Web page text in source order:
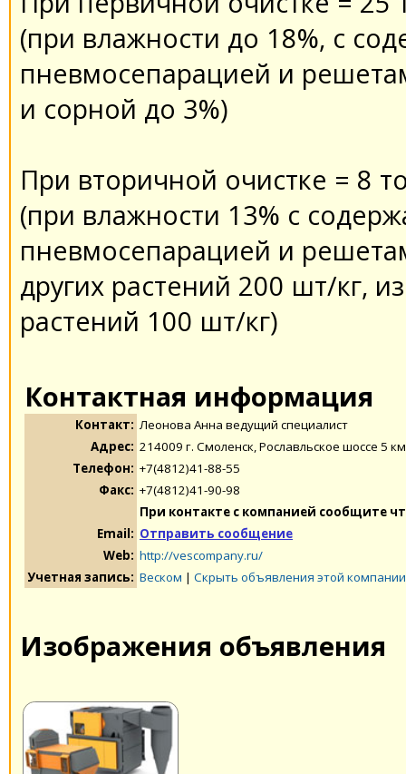
(при влажности до 18%, с
пневмосепарацией и
и сорной до 3%)
При вторичной очистке = 8
(при влажности 13% с
пневмосепарацией и
других растений 200 шт/кг,
растений 100 шт/кг)
Контактная информация
Контакт: Леонова Анна ведущий специалист
Адрес: 214009 г. Смоленск, Рославльское шоссе 5 км
Телефон: +7(4812)41-88-55
Факс: +7(4812)41-90-98
При контакте с компанией сообщите
Email: Отправить сообщение
Web: http://vescompany.ru/
Учетная запись: Веском | Скрыть объявления этой компании
Изображения объявления